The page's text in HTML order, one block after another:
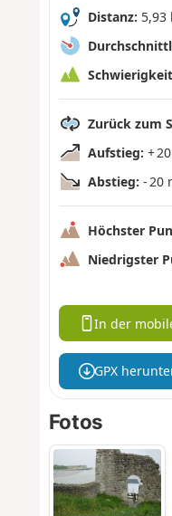
Distanz: 5,93
Zurück zum
Aufstieg: +
Abstieg: - 20
Höchster
Niedrigster
In der
GPX
Fotos